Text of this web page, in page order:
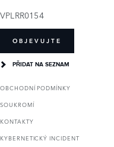
VPLRR0154
OBJEVUJTE
PŘIDAT NA SEZNAM
OBCHODNÍ PODMÍNKY
SOUKROMÍ
KONTAKTY
KYBERNETICKÝ INCIDENT